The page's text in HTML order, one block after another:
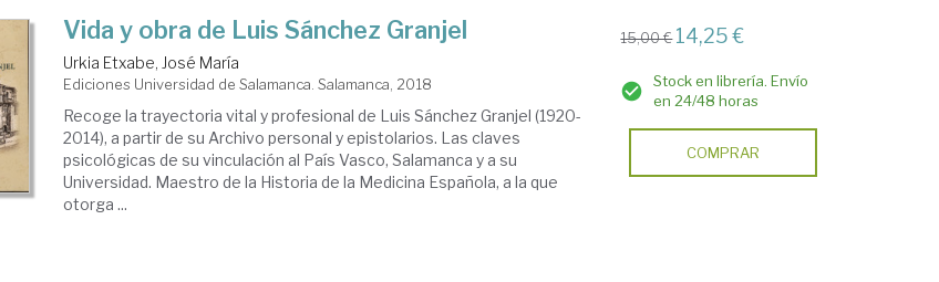
Vida y obra de Luis Sánchez Granjel
Urkia Etxabe, José María
Ediciones Universidad de Salamanca. Salamanca, 2018
Recoge la trayectoria vital y profesional de Luis Sánchez Granjel (1920-
2014), a partir de su Archivo personal y epistolarios. Las claves
psicológicas de su vinculación al País Vasco, Salamanca y a su
Universidad. Maestro de la Historia de la Medicina Española, a la que
otorga ...
15,00 € 14,25 €
Stock en librería. Envío
en 24/48 horas
COMPRAR